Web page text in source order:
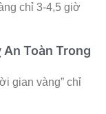
chỉ 3-4,5 giờ
Toàn Trong
gian vàng” chỉ